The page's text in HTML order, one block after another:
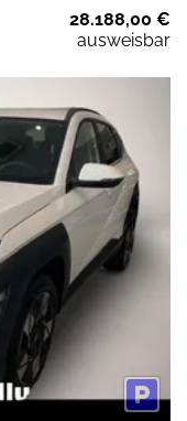
28.188,00 €
ausweisbar